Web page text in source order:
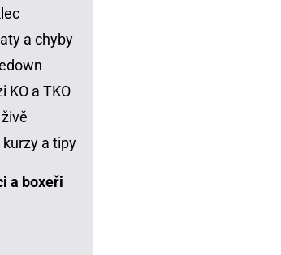
a chyby
KO a TKO
a tipy
a boxeři